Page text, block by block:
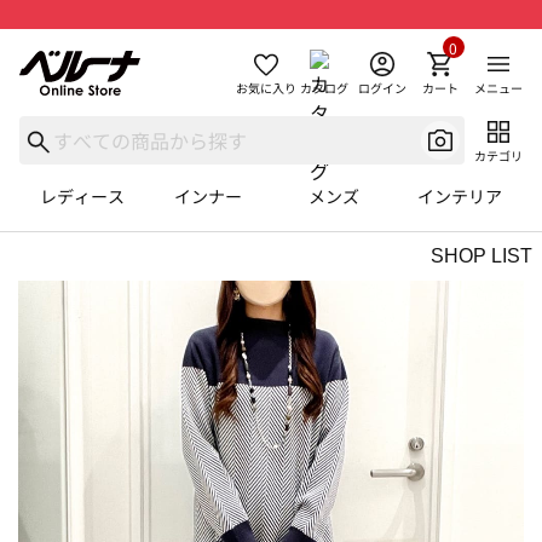
お気に入り カタログ ログイン カート
0
メニュー
カテゴリ
レディース インナー メンズ インテリア
SHOP LIST